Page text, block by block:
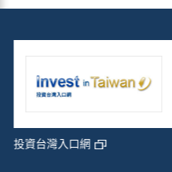
投資台灣入口網